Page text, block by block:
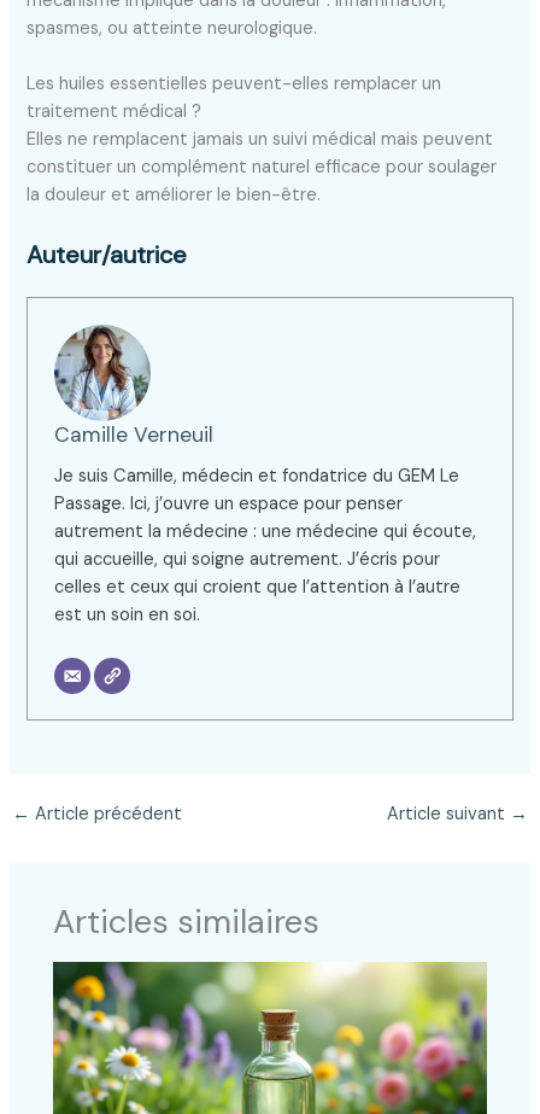
spasmes, ou atteinte neurologique.
Les huiles essentielles peuvent-elles remplacer un
traitement médical ?
Elles ne remplacent jamais un suivi médical mais peuvent
constituer un complément naturel efficace pour soulager
la douleur et améliorer le bien-être.
Auteur/autrice
Camille Verneuil
Je suis Camille, médecin et fondatrice du GEM Le
Passage. Ici, j’ouvre un espace pour penser
autrement la médecine : une médecine qui écoute,
qui accueille, qui soigne autrement. J’écris pour
celles et ceux qui croient que l’attention à l’autre
est un soin en soi.
← Article précédent Article suivant →
Articles similaires